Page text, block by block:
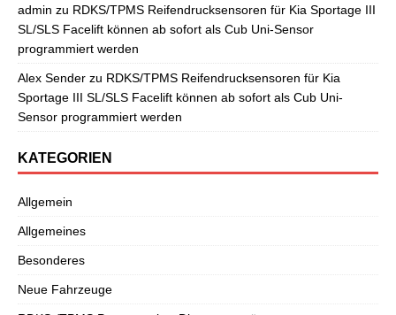
admin zu RDKS/TPMS Reifendrucksensoren für Kia Sportage III
SL/SLS Facelift können ab sofort als Cub Uni-Sensor
programmiert werden
Alex Sender zu RDKS/TPMS Reifendrucksensoren für Kia
Sportage III SL/SLS Facelift können ab sofort als Cub Uni-
Sensor programmiert werden
KATEGORIEN
Allgemein
Allgemeines
Besonderes
Neue Fahrzeuge